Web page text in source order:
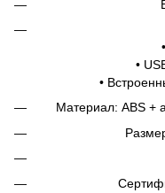
•
•
Материал: ABS +